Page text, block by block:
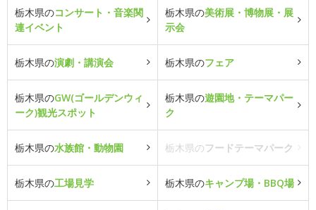
栃木県のコンサート・音楽関
連イベント
栃木県の美術展・博物展・展
示会
栃木県の演劇・講演会 栃木県のフェア
栃木県のGW(ゴールデンウィ
ーク)観光スポット
栃木県の遊園地・テーマパー
ク
栃木県の水族館・動物園 栃木県のフードテーマパーク
栃木県の工場見学 栃木県のキャンプ場・BBQ場